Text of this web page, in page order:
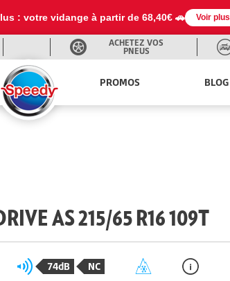
: votre vidange à partir de 68,40€ 🚗 Voir plus
ACHETEZ VOS
PNEUS
PROMOS BLOG
AS 215/65 R16 109T
74dB NC